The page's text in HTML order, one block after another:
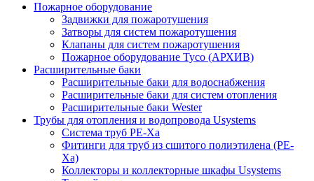
Пожарное оборудование
Задвижки для пожаротушения
Затворы для систем пожаротушения
Клапаны для систем пожаротушения
Пожарное оборудование Tyco (АРХИВ)
Расширительные баки
Расширительные баки для водоснабжения
Расширительные баки для систем отопления
Расширительные баки Wester
Трубы для отопления и водопровода Usystems
Система труб PE-Xa
Фитинги для труб из сшитого полиэтилена (PE-
Xa)
Коллекторы и коллекторные шкафы Usystems